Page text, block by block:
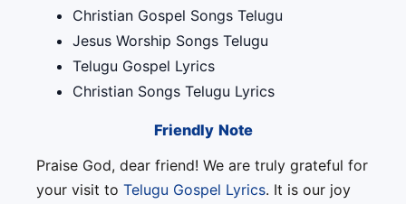
Christian Gospel Songs Telugu
Jesus Worship Songs Telugu
Telugu Gospel Lyrics
Christian Songs Telugu Lyrics
Friendly Note
Praise God, dear friend! We are truly grateful for
your visit to Telugu Gospel Lyrics. It is our joy